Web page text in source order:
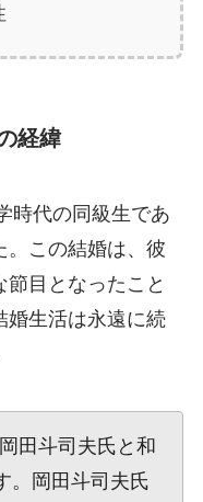
経緯
時代の同級生であ
。この結婚は、彼
目となったこと
婚生活は永遠に続
田斗司夫氏と和
。岡田斗司夫氏